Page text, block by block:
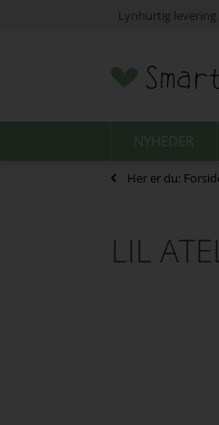
Lynhurtig levering
NYHEDER
Her er du:
LIL